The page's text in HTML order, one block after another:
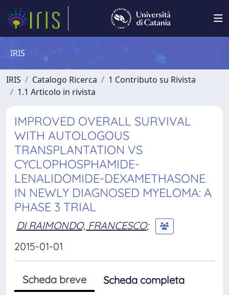
IRIS
IRIS Catalogo Ricerca
1 Contributo su Rivista
1.1 Articolo in rivista
IMPROVED OVERALL SURVIVAL
WITH AUTOLOGOUS
TRANSPLANTATION VS
CYCLOPHOSPHAMIDE-
LENALIDOMIDE-DEXAMETHASONE
IN NEWLY DIAGNOSED MYELOMA: A
PHASE 3 TRIAL
DI RAIMONDO, FRANCESCO;
2015-01-01
Scheda breve
Scheda completa